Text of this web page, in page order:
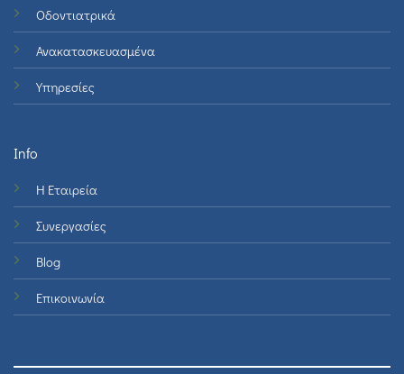
Οδοντιατρικά
Ανακατασκευασμένα
Υπηρεσίες
Info
Η Εταιρεία
Συνεργασίες
Blog
Επικοινωνία